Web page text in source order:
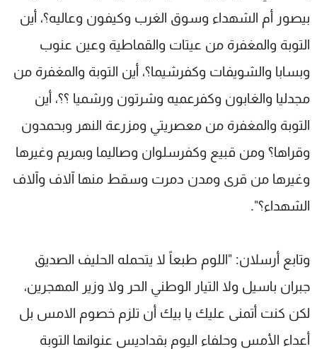
بيصور أم الشهداء وسوق الغرب وكيفون وعاليه؟، أين
التوبة والمغفرة من عيتات والقماطية وعين عنوب
وبسابا والشويفات وكفرشيما؟، أين التوبة والمغفرة من
مجدليا والغابون وكفرعميه وشرتون ورشميا ؟؟، أين
التوبة والمغفرة من معصريتي ومزرعة النهر وبحمدون
وقراها؟ ومن قبيع وكفرسلوان وصاليما وبمريم وغيرها
وغيرها من قرى ومدن دمرت وسقط منها آلاف وآلاف
الشهداء؟".
وتابع أرسلان: "اللوم طبعاً لا يتحمله الحليف الصديق
جبران باسيل ولا التيار الوطني الحر ولا وزير المهجرين،
لكن كنت أتمنى عليك يا بيك أن تلزم خصوم الامس بل
أعداء الأمس وحلفاء اليوم بقداديس عنوانها التوبة